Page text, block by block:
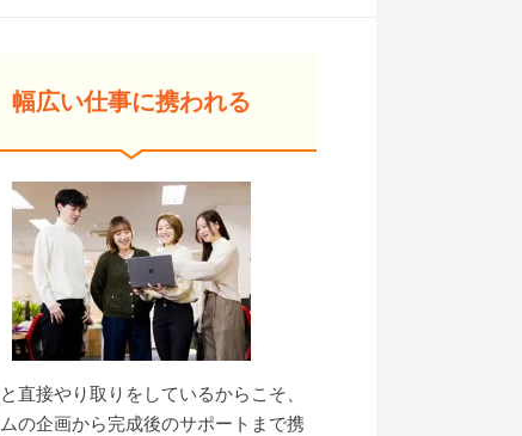
幅広い仕事に携われる
直接やり取りをしているからこそ、
の企画から完成後のサポートまで携